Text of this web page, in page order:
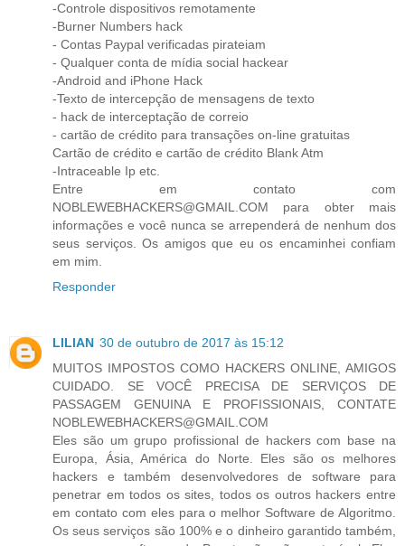
-Controle dispositivos remotamente
-Burner Numbers hack
- Contas Paypal verificadas pirateiam
- Qualquer conta de mídia social hackear
-Android and iPhone Hack
-Texto de intercepção de mensagens de texto
- hack de interceptação de correio
- cartão de crédito para transações on-line gratuitas
Cartão de crédito e cartão de crédito Blank Atm
-Intraceable Ip etc.
Entre em contato com
NOBLEWEBHACKERS@GMAIL.COM para obter mais
informações e você nunca se arrependerá de nenhum dos
seus serviços. Os amigos que eu os encaminhei confiam
em mim.
Responder
LILIAN 30 de outubro de 2017 às 15:12
MUITOS IMPOSTOS COMO HACKERS ONLINE, AMIGOS
CUIDADO. SE VOCÊ PRECISA DE SERVIÇOS DE
PASSAGEM GENUINA E PROFISSIONAIS, CONTATE
NOBLEWEBHACKERS@GMAIL.COM
Eles são um grupo profissional de hackers com base na
Europa, Ásia, América do Norte. Eles são os melhores
hackers e também desenvolvedores de software para
penetrar em todos os sites, todos os outros hackers entre
em contato com eles para o melhor Software de Algoritmo.
Os seus serviços são 100% e o dinheiro garantido também,